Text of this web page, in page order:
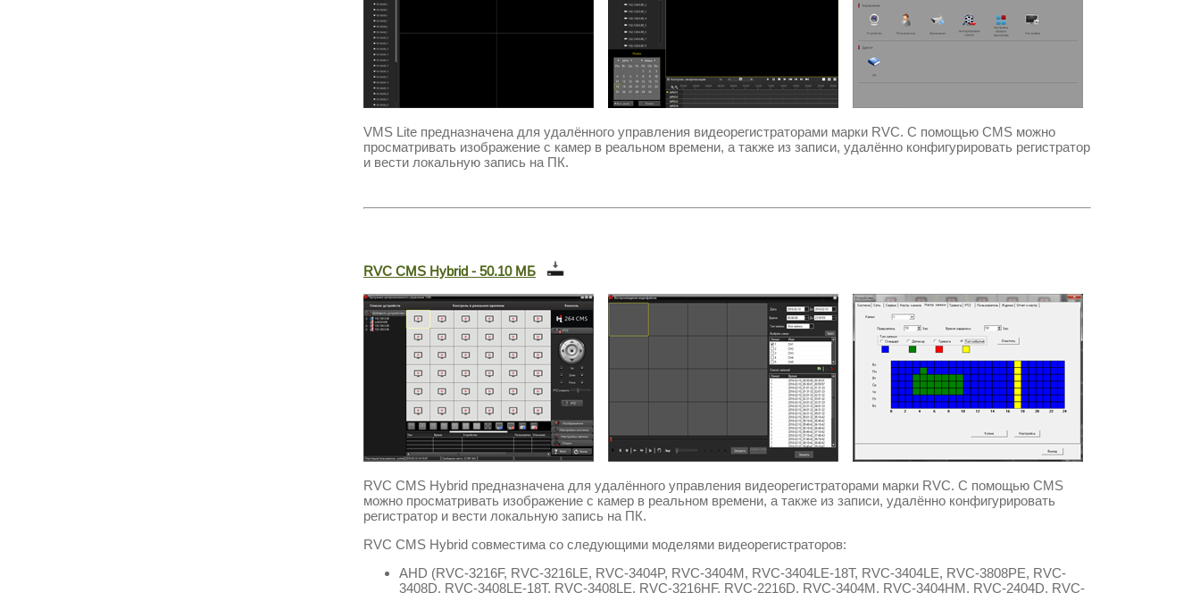
VMS Lite предназначена для удалённого управления видеорегистраторами марки RVC. С помощью CMS можно
просматривать изображение с камер в реальном времени, а также из записи, удалённо конфигурировать регистратор
и вести локальную запись на ПК.
RVC CMS Hybrid - 50.10 МБ
RVC CMS Hybrid предназначена для удалённого управления видеорегистраторами марки RVC. С помощью CMS
можно просматривать изображение с камер в реальном времени, а также из записи, удалённо конфигурировать
регистратор и вести локальную запись на ПК.
RVC CMS Hybrid совместима со следующими моделями видеорегистраторов:
AHD (RVC-3216F, RVC-3216LE, RVC-3404P, RVC-3404M, RVC-3404LE-18T, RVC-3404LE, RVC-3808PE, RVC-
3408D, RVC-3408LE-18T, RVC-3408LE, RVC-3216HF, RVC-2216D, RVC-3404M, RVC-3404HM, RVC-2404D, RVC-